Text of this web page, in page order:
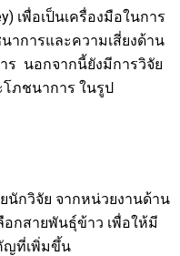
เพื่อเป็นเครื่องมือในการ
าการและความเสี่ยงด้าน
ร นอกจากนี้ยังมีการวิจัย
โภชนาการ ในรูป
นักวิจัย จากหน่วยงานด้าน
อกสายพันธุ์ข้าว เพื่อให้มี
ญที่เพิ่มขึ้น